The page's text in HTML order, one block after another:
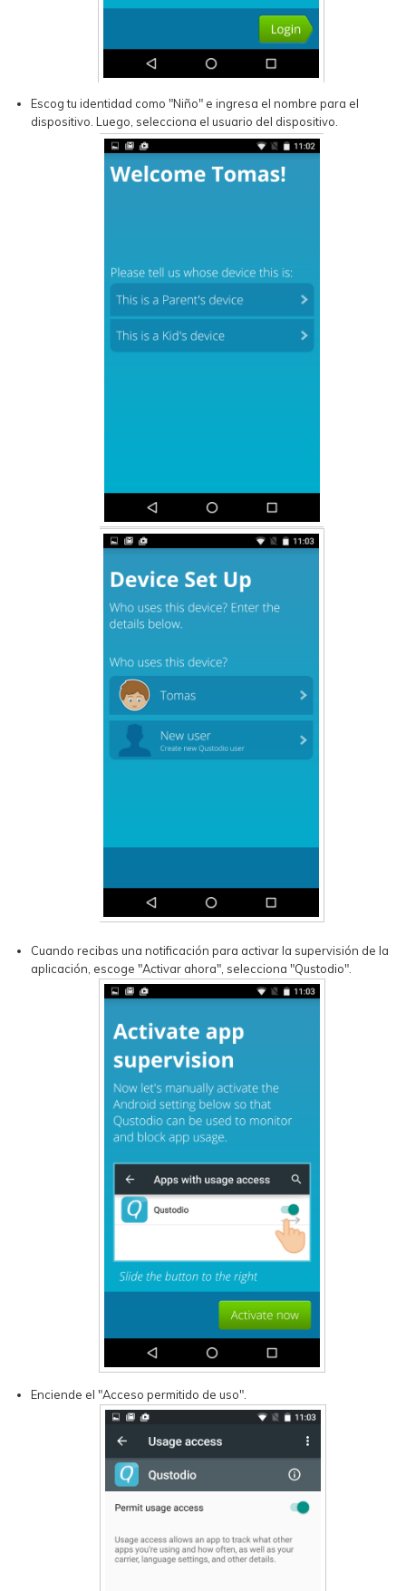
Escog tu identidad como "Niño" e ingresa el nombre para el
dispositivo. Luego, selecciona el usuario del dispositivo.
Cuando recibas una notificación para activar la supervisión de la
aplicación, escoge "Activar ahora", selecciona "Qustodio".
Enciende el "Acceso permitido de uso".